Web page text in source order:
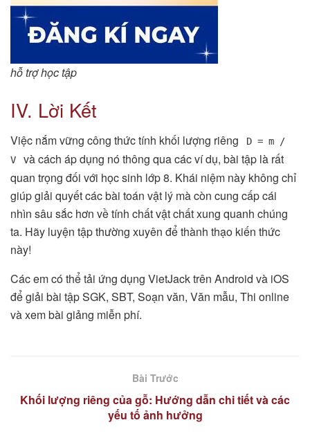
hỗ trợ học tập
IV. Lời Kết
Việc nắm vững công thức tính khối lượng riêng
D = m /
V
và cách áp dụng nó thông qua các ví dụ, bài tập là rất
quan trọng đối với học sinh lớp 8. Khái niệm này không chỉ
giúp giải quyết các bài toán vật lý mà còn cung cấp cái
nhìn sâu sắc hơn về tính chất vật chất xung quanh chúng
ta. Hãy luyện tập thường xuyên để thành thạo kiến thức
này!
Các em có thể tải ứng dụng VietJack trên Android và iOS
để giải bài tập SGK, SBT, Soạn văn, Văn mẫu, Thi online
và xem bài giảng miễn phí.
Bài Trước
Khối lượng riêng của gỗ: Hướng dẫn chi tiết và các
yếu tố ảnh hưởng